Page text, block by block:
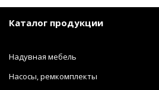
Каталог продукции
Надувная мебель
Насосы, ремкомплекты